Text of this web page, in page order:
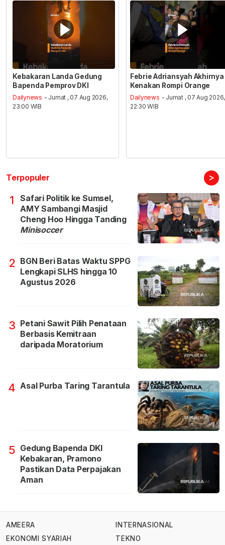
Kebakaran Landa Gedung
Bapenda Pemprov DKI
Dailynews - Jumat , 07 Aug 2026,
23:00 WIB
Febrie Adriansyah Akhirnya
Kenakan Rompi Orange
Dailynews - Jumat , 07 Aug 2026,
22:30 WIB
Terpopuler >
1
Safari Politik ke Sumsel,
AMY Sambangi Masjid
Cheng Hoo Hingga Tanding
Minisoccer
2 BGN Beri Batas Waktu SPPG
Lengkapi SLHS hingga 10
Agustus 2026
3 Petani Sawit Pilih Penataan
Berbasis Kemitraan
daripada Moratorium
4 Asal Purba Taring Tarantula
5 Gedung Bapenda DKI
Kebakaran, Pramono
Pastikan Data Perpajakan
Aman
AMEERA
EKONOMI SYARIAH
INTERNASIONAL
TEKNO